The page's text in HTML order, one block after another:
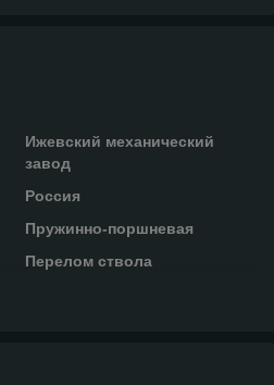
Ижевский механический
завод
Россия
Пружинно-поршневая
Перелом ствола